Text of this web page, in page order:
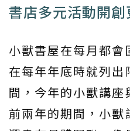
書店多元活動開
小獸書屋在每月都
在每年年底時就列
間，今年的小獸講
前兩年的期間，小獸